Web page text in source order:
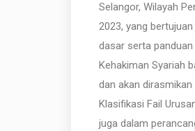
Selangor, Wilayah
2023, yang
dasar serta
Kehakiman Syariah
dan akan
Klasifikasi Fail
juga dalam